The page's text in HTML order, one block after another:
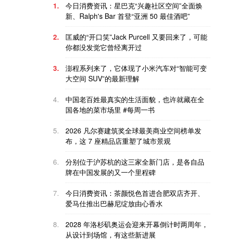
1.
今日消费资讯：星巴克“兴趣社区空间”全面焕
新、Ralph's Bar 首登“亚洲 50 最佳酒吧”
2.
匡威的“开口笑”Jack Purcell 又要回来了，可能
你都没发觉它曾经离开过
3.
澎程系列来了，它体现了小米汽车对“智能可变
大空间 SUV”的最新理解
4.
中国老百姓最真实的生活面貌，也许就藏在全
国各地的菜市场里 #每周一书
5.
2026 凡尔赛建筑奖全球最美商业空间榜单发
布，这 7 座精品店重塑了城市景观
6.
分别位于沪苏杭的这三家全新门店，是各自品
牌在中国发展的又一个里程碑
7.
今日消费资讯：茶颜悦色首进合肥双店齐开、
爱马仕推出巴赫尼绽放由心香水
8.
2028 年洛杉矶奥运会迎来开幕倒计时两周年，
从设计到场馆，有这些新进展